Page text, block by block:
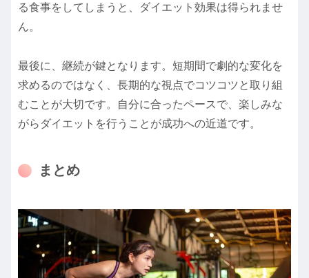
る食事をしてしまうと、ダイエット効果は得られませ
ん。
最後に、継続が鍵となります。短期間で劇的な変化を
求めるのではなく、長期的な視点でコツコツと取り組
むことが大切です。自分に合ったペースで、楽しみな
がらダイエットを行うことが成功への近道です。
まとめ